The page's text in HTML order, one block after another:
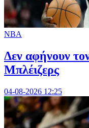
NBA
Δεν αφήνουν
Μπλέιζερς
04-08-2026 12:25